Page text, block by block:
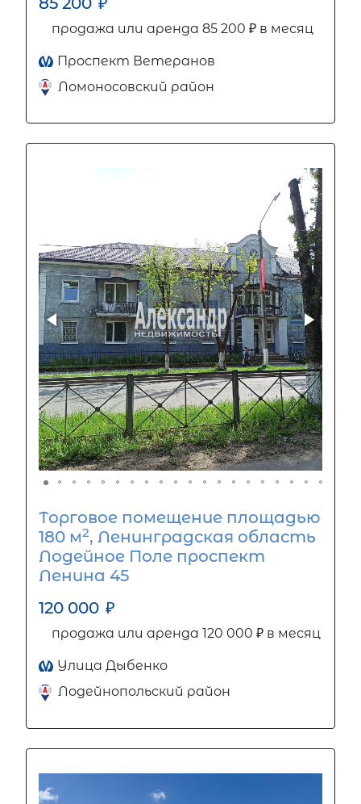
продажа или аренда 85 200 ₽ в месяц
Проспект Ветеранов
Ломоносовский район
Торговое помещение площадью
180 м2, Ленинградская область
Лодейное Поле проспект
Ленина 45
120 000 ₽
продажа или аренда 120 000 ₽ в месяц
Улица Дыбенко
Лодейнопольский район